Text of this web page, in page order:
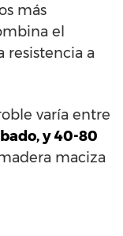
más
el
resistencia a
varía entre
y 40-80
maciza